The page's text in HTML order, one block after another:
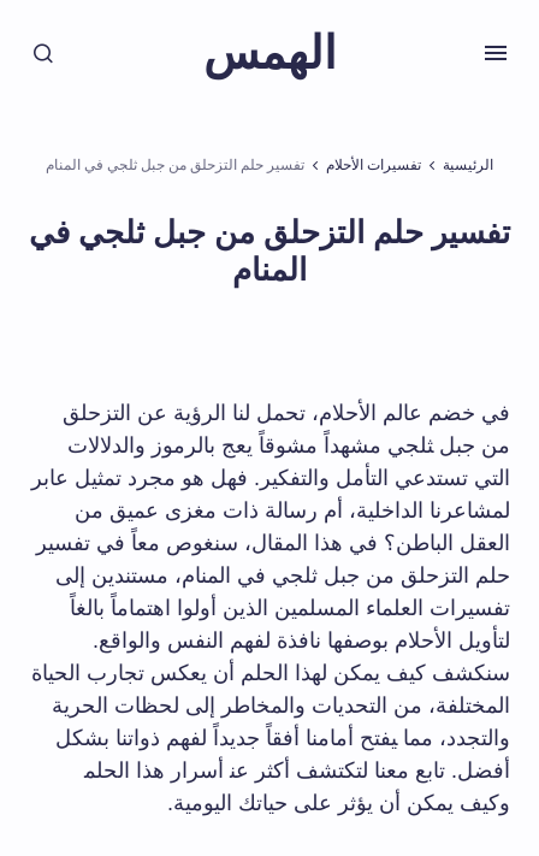
الهمس
الرئيسية تفسيرات الأحلام تفسير حلم التزحلق من جبل ثلجي في المنام
تفسير حلم التزحلق من جبل ثلجي في
المنام
في خضم​ عالم الأحلام، تحمل لنا الرؤية عن التزحلق⁣
من⁣ جبل ‍ثلجي⁢ مشهداً⁢ مشوقاً يعج بالرموز ‌والدلالات
التي​ تستدعي التأمل والتفكير. فهل هو‌ مجرد تمثيل⁤ عابر
لمشاعرنا الداخلية، أم⁣ رسالة​ ذات مغزى عميق من
⁣العقل الباطن؟ في هذا المقال، سنغوص معاً ⁣في تفسير‍
حلم التزحلق من جبل ثلجي في المنام، ​مستندين إلى​
تفسيرات ‌العلماء المسلمين الذين أولوا اهتماماً ​بالغاً⁢
لتأويل الأحلام بوصفها نافذة⁣ لفهم ‌النفس والواقع.
⁤سنكشف كيف يمكن لهذا الحلم أن يعكس تجارب الحياة
المختلفة، من‌ التحديات والمخاطر إلى لحظات الحرية
والتجدد، مما ‍يفتح⁣ أمامنا​ أفقاً ​جديداً ⁣لفهم ذواتنا بشكل⁣
أفضل. تابع معنا لتكتشف أكثر عن‍ أسرار⁣ هذا الحلم‍
وكيف يمكن أن يؤثر على حياتك اليومية.